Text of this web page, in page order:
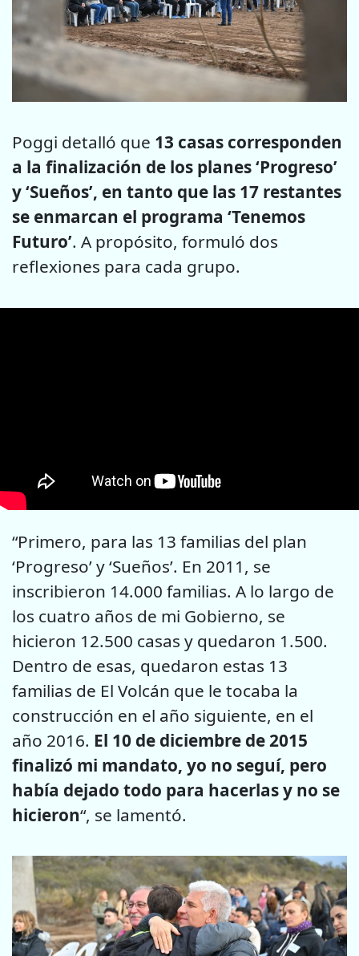
Poggi detalló que 13 casas corresponden
a la finalización de los planes ‘Progreso’
y ‘Sueños’, en tanto que las 17 restantes
se enmarcan el programa ‘Tenemos
Futuro’. A propósito, formuló dos
reflexiones para cada grupo.
“Primero, para las 13 familias del plan
‘Progreso’ y ‘Sueños’. En 2011, se
inscribieron 14.000 familias. A lo largo de
los cuatro años de mi Gobierno, se
hicieron 12.500 casas y quedaron 1.500.
Dentro de esas, quedaron estas 13
familias de El Volcán que le tocaba la
construcción en el año siguiente, en el
año 2016. El 10 de diciembre de 2015
finalizó mi mandato, yo no seguí, pero
había dejado todo para hacerlas y no se
hicieron“, se lamentó.